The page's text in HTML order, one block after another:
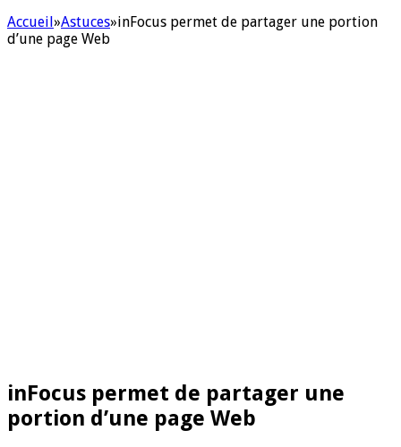
Accueil»Astuces»inFocus permet de partager une portion
d’une page Web
inFocus permet de partager une
portion d’une page Web